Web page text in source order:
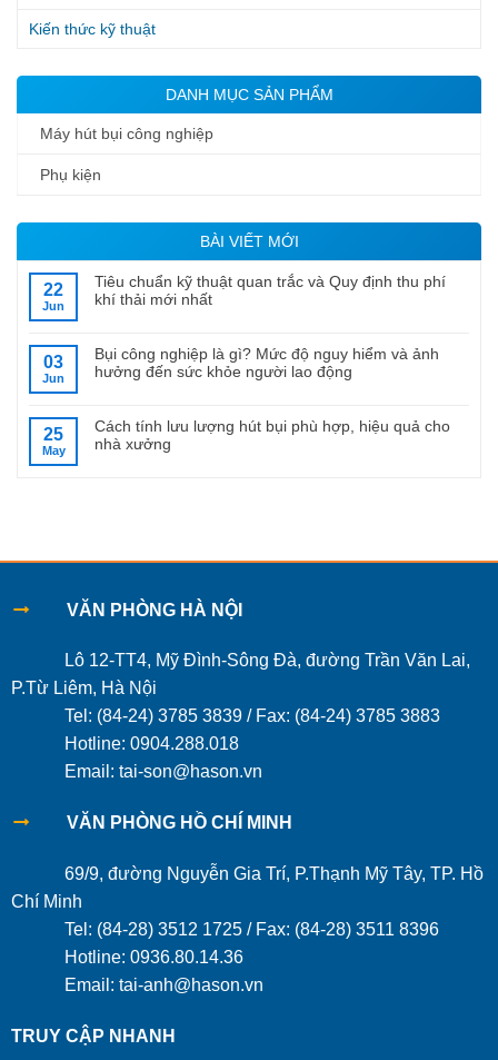
Kiến thức kỹ thuật
DANH MỤC SẢN PHẨM
Máy hút bụi công nghiệp
Phụ kiện
BÀI VIẾT MỚI
22
Jun
Tiêu chuẩn kỹ thuật quan trắc và Quy định thu phí
khí thải mới nhất
03
Jun
Bụi công nghiệp là gì? Mức độ nguy hiểm và ảnh
hưởng đến sức khỏe người lao động
25
May
Cách tính lưu lượng hút bụi phù hợp, hiệu quả cho
nhà xưởng
VĂN PHÒNG HÀ NỘI
Lô 12-TT4, Mỹ Đình-Sông Đà, đường Trần Văn Lai,
P.Từ Liêm, Hà Nội
Tel: (84-24) 3785 3839 / Fax: (84-24) 3785 3883
Hotline: 0904.288.018
Email: tai-son@hason.vn
VĂN PHÒNG HỒ CHÍ MINH
69/9, đường Nguyễn Gia Trí, P.Thạnh Mỹ Tây, TP. Hồ
Chí Minh
Tel: (84-28) 3512 1725 / Fax: (84-28) 3511 8396
Hotline: 0936.80.14.36
Email: tai-anh@hason.vn
TRUY CẬP NHANH